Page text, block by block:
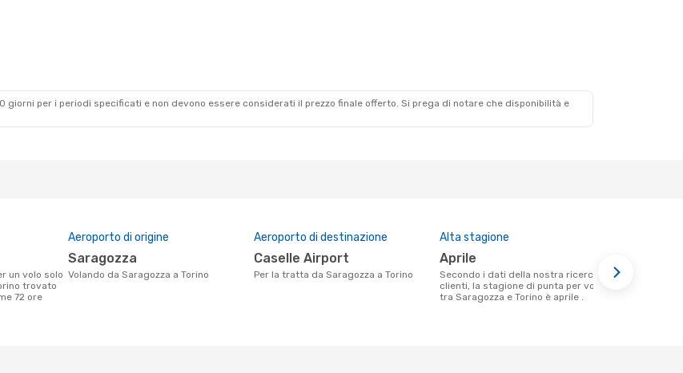
giorni per i periodi specificati e non devono essere considerati il ​​prezzo finale offerto. Si prega di notare che disponibilità e
trovato
72 ore
Aeroporto di origine
Saragozza
Volando da Saragozza a Torino
Aeroporto di destinazione
Caselle Airport
Per la tratta da Saragozza a Torino
Alta stagione
aprile
Secondo i dati della nostra ricerca
clienti, la stagione di punta per volare
tra Saragozza e Torino è aprile .